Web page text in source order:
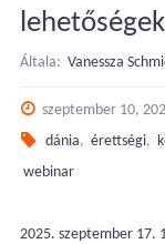
–
Általa: Vanessza
szeptember 10,
dánia, érettségi,
webinar
2025. szeptember 17.